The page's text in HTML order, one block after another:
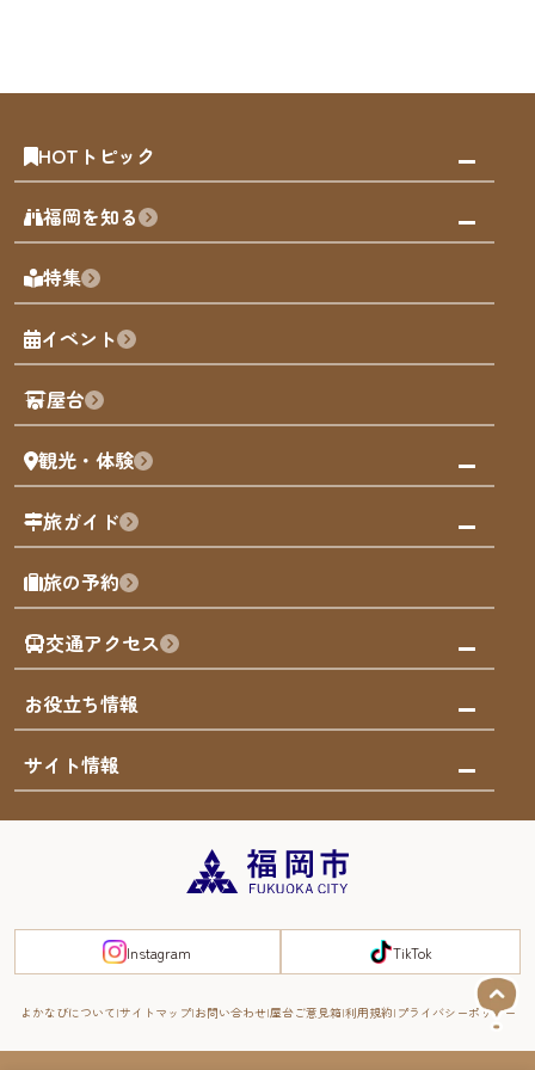
HOTトピック
みんなの旅行記
天神エリア
博多旧市街
福岡城
歴史・文化
福岡を知る
福岡の見どころ
福岡の魅力
観光カレンダー
観光PR動画
まち歩き
福岡グルメ
福岡を楽しむ
福岡のアート
福岡のナイトタイム
福岡の歴史・文化
サステナブルツーリズム
福岡検定
よかなび音声ガイド
博多旧市街
FUKUOKA EAST&WEST COAST
福岡城・鴻臚館
特集
イベント
屋台
観光・体験
観る・遊ぶ
屋台
買う
体験
泊まる
旅ガイド
モデルコース
AIおまかせコース
オリジナルプラン
みんなの旅行記
旅の予約
交通アクセス
市内交通ガイド
お得なチケット
お役立ち情報
お知らせ
災害情報
サイト情報
まち歩き・体験プログラム掲載申込
Instagram TikTok
よかなびについて サイトマップ お問い合わせ 屋台ご意見箱 利用規約 プライバシーポリシー